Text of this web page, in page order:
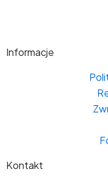
Informacje
Kontakt